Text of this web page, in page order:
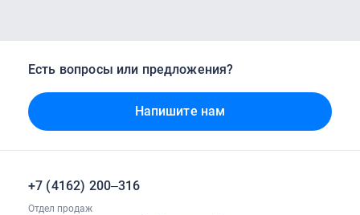
Есть вопросы или предложения?
Напишите нам
+7 (4162) 200‒316
Отдел продаж